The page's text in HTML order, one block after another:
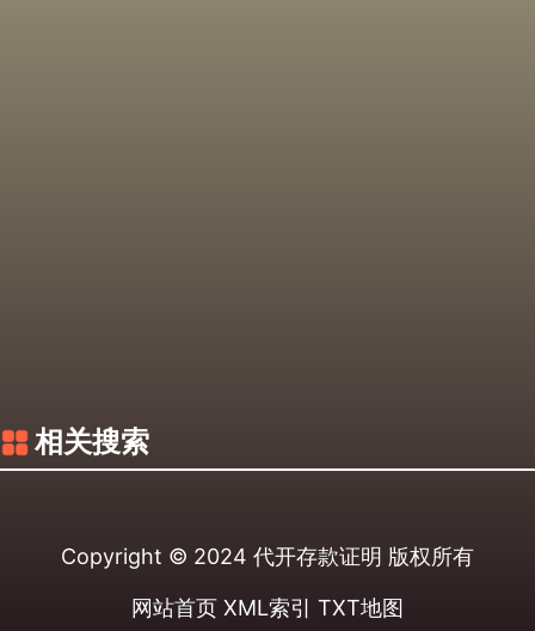
相关搜索
Copyright © 2024 代开存款证明 版权所有
网站首页 XML索引 TXT地图